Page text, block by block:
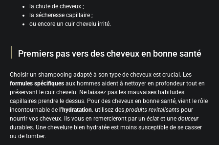
la chute de cheveux ;
la sécheresse capillaire ;
ou encore un cuir chevelu irrité.
Premiers pas vers des cheveux en bonne santé
Choisir un shampooing adapté à son type de cheveux est crucial. Les
formules spécifiques aux hommes aident à nettoyer en profondeur tout en
préservant le cuir chevelu. Ne laissez pas les mauvaises habitudes
capillaires prendre le dessus. Pour des cheveux en bonne santé, vient le rôle
incontournable de l’hydratation. utilisez des produits revitalisants pour
nourrir vos cheveux. Ils vous en remercieront par un éclat et une douceur
durables. Une chevelure bien hydratée est moins susceptible de se casser
ou de tomber.